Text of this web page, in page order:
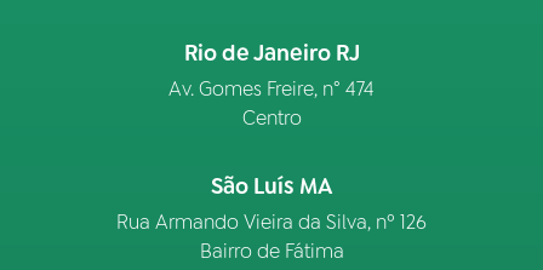
Rio de Janeiro RJ
Av. Gomes Freire, n° 474
Centro
São Luís MA
Rua Armando Vieira da Silva, nº 126
Bairro de Fátima